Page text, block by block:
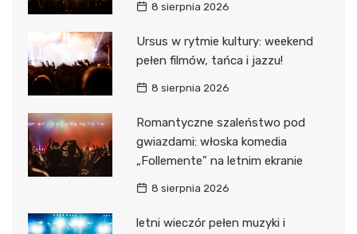
8 sierpnia 2026
Ursus w rytmie kultury: weekend
pełen filmów, tańca i jazzu!
8 sierpnia 2026
Romantyczne szaleństwo pod
gwiazdami: włoska komedia
„Follemente” na letnim ekranie
8 sierpnia 2026
letni wieczór pełen muzyki i